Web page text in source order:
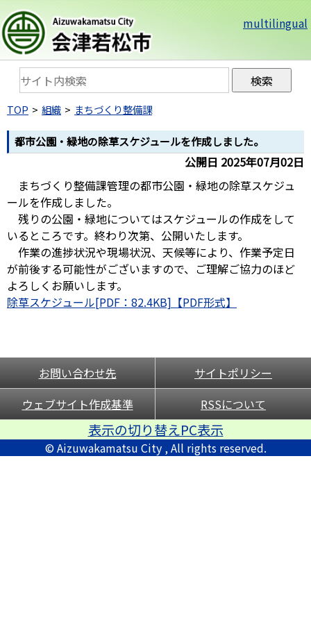
multilingual
TOP 組織 まちづくり整備課
都市公園・緑地の除草スケジュールを作成しました。
公開日 2025年07月02日
まちづくり整備課管理の都市公園・緑地の除草スケジュ
ールを作成しました。
残りの公園・緑地についてはスケジュールの作成をして
いるところです。終わり次第、公開いたします。
作業の進捗状況や現場状況、天候等により、作業予定日
が前後する可能性がございますので、ご理解ご協力のほど
よろしくお願いします。
除草スケジュール[PDF：82.4KB]
お問い合わせ先
サイトポリシー
ウェブサイト作成基準
RSSについて
表示の切り替えPC表示
© Aizuwakamatsu City , All rights reserved.